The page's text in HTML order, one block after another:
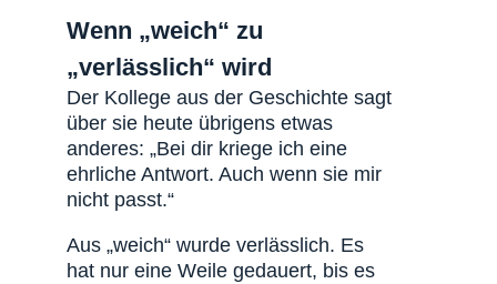
Wenn „weich“ zu
„verlässlich“ wird
Der Kollege aus der Geschichte sagt
über sie heute übrigens etwas
anderes: „Bei dir kriege ich eine
ehrliche Antwort. Auch wenn sie mir
nicht passt.“
Aus „weich“ wurde verlässlich. Es
hat nur eine Weile gedauert, bis es